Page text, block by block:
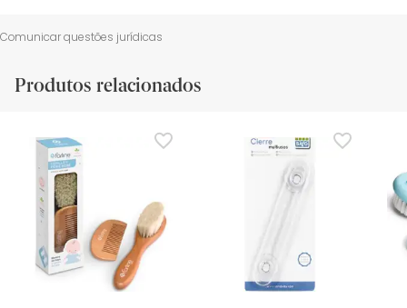
Comunicar questões jurídicas
Produtos relacionados